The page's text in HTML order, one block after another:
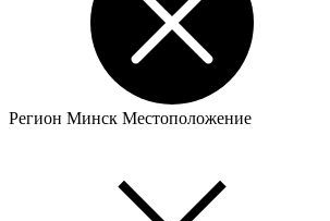
Регион Минск Местоположение